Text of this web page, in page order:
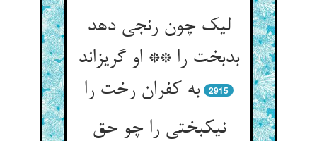
لیک چون رنجی دهد
بدبخت را ** او گریزاند
به کفران رخت را
2915
نیکبختی را چو حق